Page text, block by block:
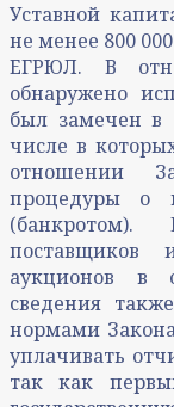
Уставной
не менее 800
ЕГРЮЛ. В
обнаружено
был замечен в
числе в
отношении
процедуры о
(банкротом).
поставщиков
аукционов в
сведения
нормами
уплачивать
так как